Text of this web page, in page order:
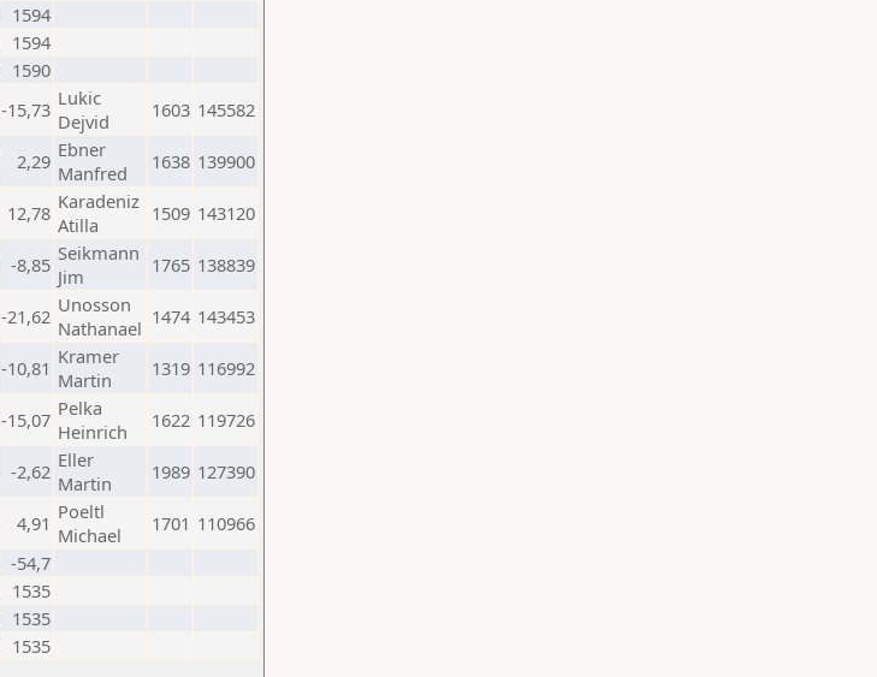
1594
1594
1590
-15,73 Lukic
Dejvid
1603 145582
2,29 Ebner
Manfred
1638 139900
12,78 Karadeniz
Atilla
1509 143120
-8,85 Seikmann
Jim
1765 138839
-21,62 Unosson
Nathanael 1474 143453
-10,81 Kramer
Martin
1319 116992
-15,07 Pelka
Heinrich
1622 119726
-2,62 Eller
Martin
1989 127390
4,91 Poeltl
Michael
1701 110966
-54,7
1535
1535
1535